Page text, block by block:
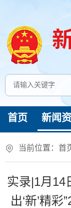
首页 新闻
当前位置： 首
实录|1月14
出‘新’精